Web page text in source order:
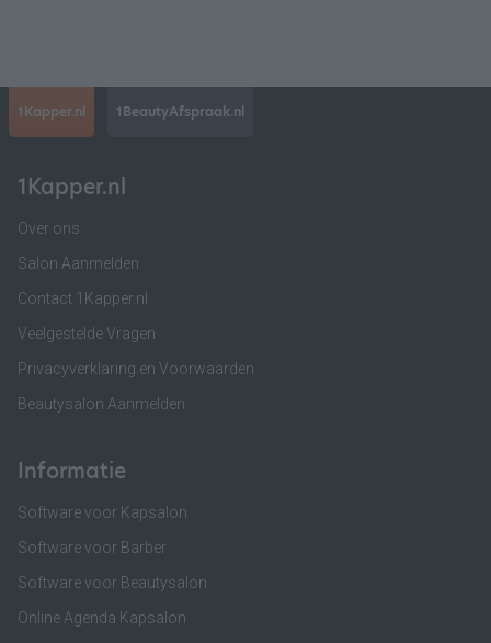
1Kapper.nl 1BeautyAfspraak.nl
1Kapper.nl
Over ons
Salon Aanmelden
Contact 1Kapper.nl
Veelgestelde Vragen
Privacyverklaring en Voorwaarden
Beautysalon Aanmelden
Informatie
Software voor Kapsalon
Software voor Barber
Software voor Beautysalon
Online Agenda Kapsalon